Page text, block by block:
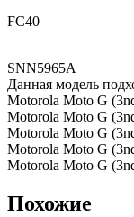
FC40
SNN5965A
Данная модель
Motorola Moto G
Motorola Moto G
Motorola Moto G
Motorola Moto G
Motorola Moto G
Похожие